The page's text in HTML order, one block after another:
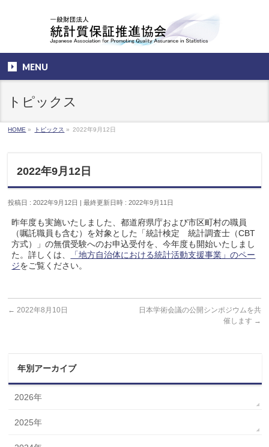
MENU
トピックス
HOME » トピックス » 2022年9月12日
2022年9月12日
投稿日 : 2022年9月12日 最終更新日時 : 2022年9月11日
昨年度も実施いたしました、都道府県庁および市区町村の職員
（嘱託職員も含む）を対象とした「統計検定 統計調査士（CBT
方式）」の無償受験へのお申込受付を、今年度も開始いたしまし
た。詳しくは、
「地方自治体における統計活動支援事業」のペー
ジをご覧ください。
← 2022年8月10日
日本学術会議の公開シンポジウムを共
催します →
年別アーカイブ
2026年
2025年